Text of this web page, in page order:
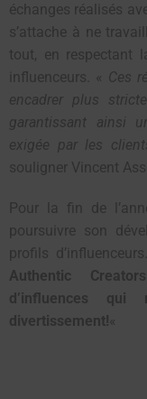
échanges réalisés
s’attache à ne
tout, en respectant
influenceurs. « Ces
encadrer plus
garantissant ainsi
exigée par les
souligner Vincent
Pour la fin de
poursuivre son
profils
Authentic
d’influences
divertissement! «